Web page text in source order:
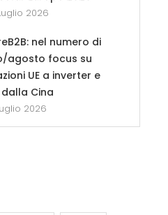
2026
nel numero di
agosto focus su
UE a inverter e
dalla Cina
2026